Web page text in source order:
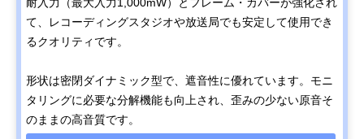
て、レコーディングスタジオや放送局でも安定して使用でき
るクオリティです。
形状は密閉ダイナミック型で、遮音性に優れています。モニ
タリングに必要な分解機能も向上され、歪みの少ない原音そ
のままの高音質です。